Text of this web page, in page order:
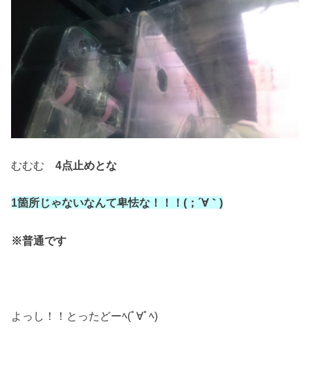
むむむ4点止めとな
1箇所じゃないなんて卑怯な！！！(；´∀｀)
※普通です
よっし！！とったどーﾍ(ﾟ∀ﾟﾍ)